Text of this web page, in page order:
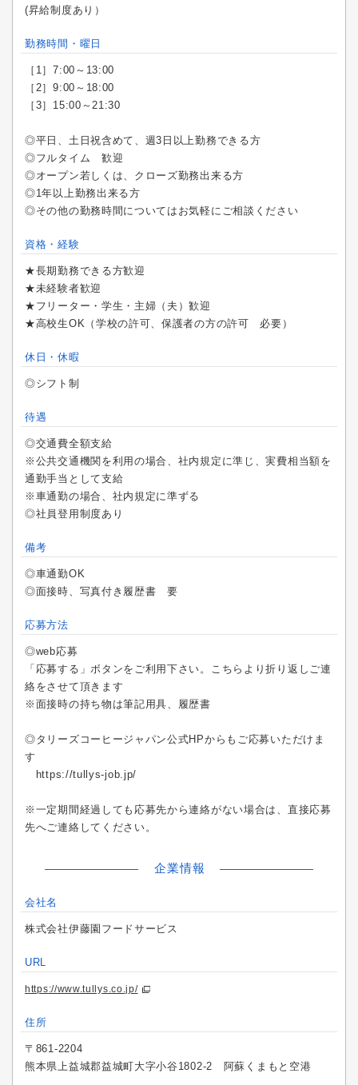
(昇給制度あり）
勤務時間・曜日
［1］7:00～13:00
［2］9:00～18:00
［3］15:00～21:30
◎平日、土日祝含めて、週3日以上勤務できる方
◎フルタイム 歓迎
◎オープン若しくは、クローズ勤務出来る方
◎1年以上勤務出来る方
◎その他の勤務時間についてはお気軽にご相談ください
資格・経験
★長期勤務できる方歓迎
★未経験者歓迎
★フリーター・学生・主婦（夫）歓迎
★高校生OK（学校の許可、保護者の方の許可 必要）
休日・休暇
◎シフト制
待遇
◎交通費全額支給
※公共交通機関を利用の場合、社内規定に準じ、実費相当額を
通勤手当として支給
※車通勤の場合、社内規定に準ずる
◎社員登用制度あり
備考
◎車通勤OK
◎面接時、写真付き履歴書 要
応募方法
◎web応募
「応募する」ボタンをご利用下さい。こちらより折り返しご連
絡をさせて頂きます
※面接時の持ち物は筆記用具、履歴書
◎タリーズコーヒージャパン公式HPからもご応募いただけま
す
https://tullys-job.jp/
※一定期間経過しても応募先から連絡がない場合は、直接応募
先へご連絡してください。
企業情報
会社名
株式会社伊藤園フードサービス
URL
https://www.tullys.co.jp/
住所
〒861-2204
熊本県上益城郡益城町大字小谷1802-2 阿蘇くまもと空港